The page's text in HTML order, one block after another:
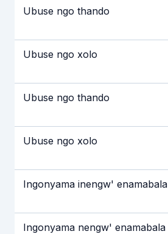
Ubuse ngo thando
Ubuse ngo xolo
Ubuse ngo thando
Ubuse ngo xolo
Ingonyama inengw' enamabala
Ingonyama nengw' enamabala